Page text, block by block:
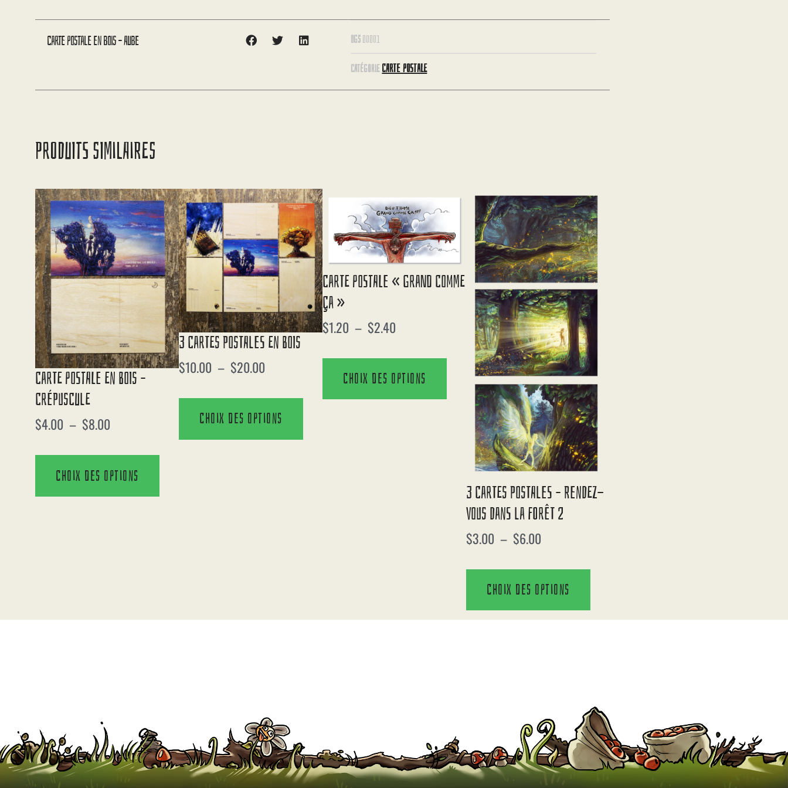
Carte postale en bois – Aube UGS 00001
CATÉGORIE CARTE POSTALE
PRODUITS SIMILAIRES
Carte Postale En Bois –
Crépuscule
$4.00 – $8.00
Choix des options
3 Cartes Postales En Bois
$10.00 – $20.00
Choix des options
Carte Postale « Grand Comme
Ça »
$1.20 – $2.40
Choix des options
3 Cartes Postales – Rendez-
Vous Dans La Forêt 2
$3.00 – $6.00
Choix des options